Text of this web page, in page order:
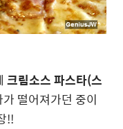
크림소스 파스타(스
떨어져가던 중이
!!